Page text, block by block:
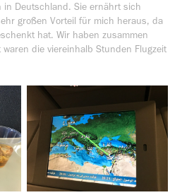
Deutschland. Sie ernährt sich
großen Vorteil für mich heraus, da
hat. Wir haben zusammen
die viereinhalb Stunden Flugzeit